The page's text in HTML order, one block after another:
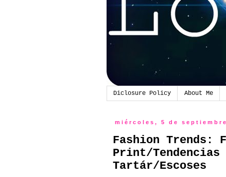
Diclosure Policy About Me
miércoles, 5 de
Fashion
Print/Tendencias
Tartár/Escoses